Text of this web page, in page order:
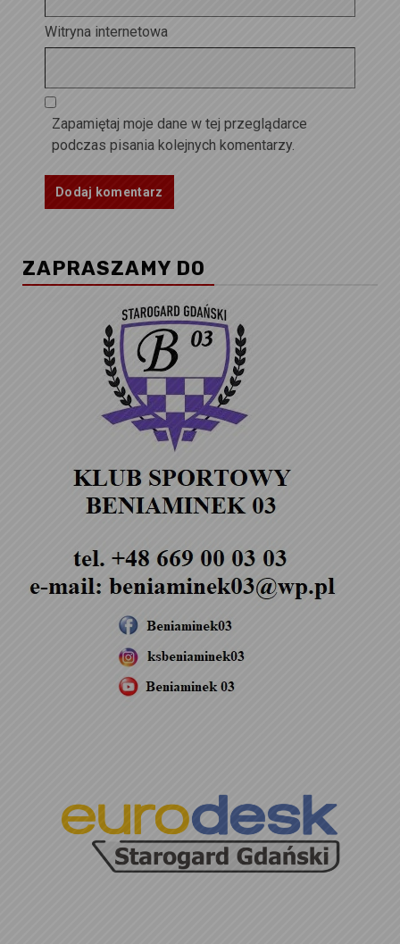
Witryna internetowa
Zapamiętaj moje dane w tej przeglądarce
podczas pisania kolejnych komentarzy.
ZAPRASZAMY DO